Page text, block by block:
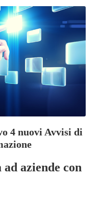
4 nuovi Avvisi di
aziende con